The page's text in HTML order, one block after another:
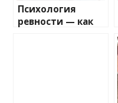
Психология
ревности — как